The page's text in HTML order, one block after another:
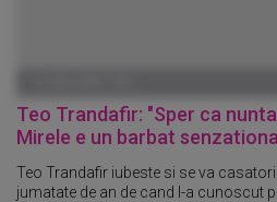
Teo Trandafir: "Sper ca
Mirele e un barbat
Teo Trandafir iubeste si se va
jumatate de an de cand l-a cunoscut